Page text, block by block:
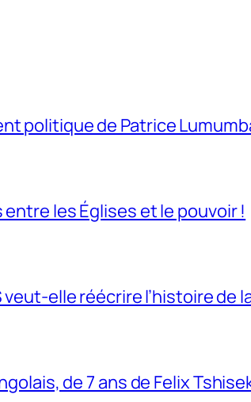
politique de Patrice
les Églises et le pouvoir !
elle réécrire l’histoire de
de 7 ans de Felix